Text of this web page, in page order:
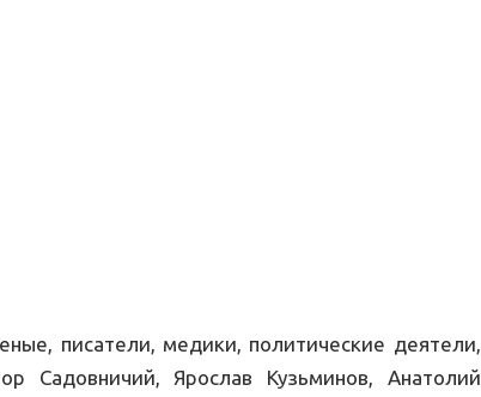
писатели, медики, политические деятели,
Садовничий, Ярослав Кузьминов, Анатолий